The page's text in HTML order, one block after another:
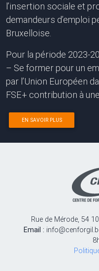
l’insertion sociale et
demandeurs d’emploi
Bruxelloise.
Pour la période 2023-
– Se former pour un
par l’Union Européen
FSE+ contribution à
EN SAVOIR PLUS
Rue de Mérode, 54
Email :